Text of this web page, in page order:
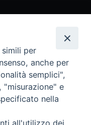
per
anche per
semplici",
"misurazione" e
nella